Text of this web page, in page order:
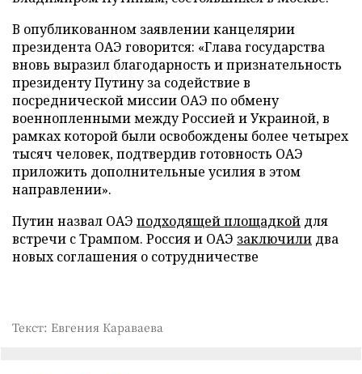
В опубликованном заявлении канцелярии
президента ОАЭ говорится: «Глава государства
вновь выразил благодарность и признательность
президенту Путину за содействие в
посреднической миссии ОАЭ по обмену
военнопленными между Россией и Украиной, в
рамках которой были освобождены более четырех
тысяч человек, подтвердив готовность ОАЭ
приложить дополнительные усилия в этом
направлении».
Путин назвал ОАЭ подходящей площадкой для
встречи с Трампом. Россия и ОАЭ заключили два
новых соглашения о сотрудничестве
Текст: Евгения Караваева